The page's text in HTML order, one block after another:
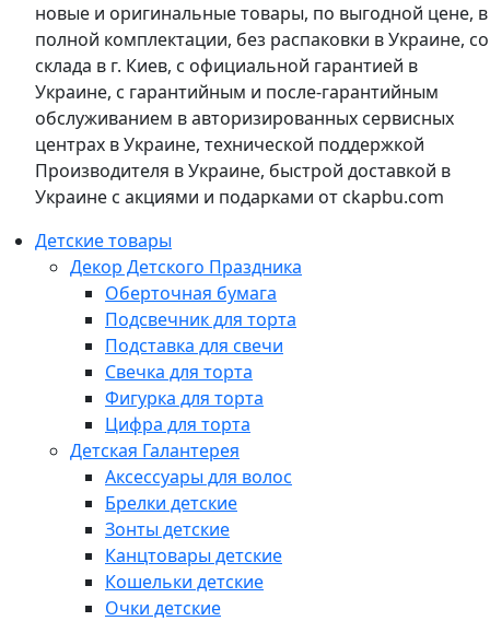
новые и оригинальные товары, по выгодной цене, в
полной комплектации, без распаковки в Украине, со
склада в г. Киев, с официальной гарантией в
Украине, с гарантийным и после-гарантийным
обслуживанием в авторизированных сервисных
центрах в Украине, технической поддержкой
Производителя в Украине, быстрой доставкой в
Украине с акциями и подарками от ckapbu.com
Детские товары
Декор Детского Праздника
Оберточная бумага
Подсвечник для торта
Подставка для свечи
Свечка для торта
Фигурка для торта
Цифра для торта
Детская Галантерея
Аксессуары для волос
Брелки детские
Зонты детские
Канцтовары детские
Кошельки детские
Очки детские